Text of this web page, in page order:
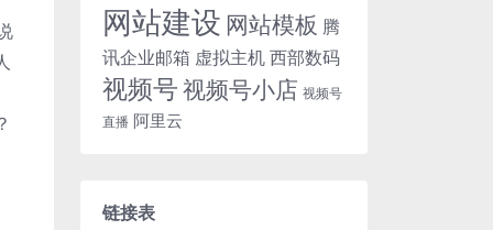
网站建设 网站模板 腾
讯企业邮箱 虚拟主机西部数码
视频号视频号小店 视频号
直播 阿里云
链接表